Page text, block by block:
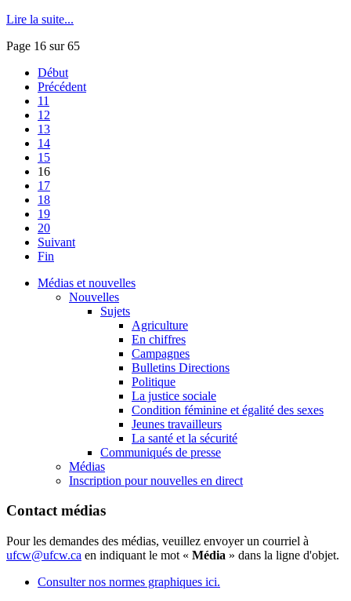
Lire la suite...
Page 16 sur 65
Début
Précédent
11
12
13
14
15
16
17
18
19
20
Suivant
Fin
Médias et nouvelles
Nouvelles
Sujets
Agriculture
En chiffres
Campagnes
Bulletins Directions
Politique
La justice sociale
Condition féminine et égalité des sexes
Jeunes travailleurs
La santé et la sécurité
Communiqués de presse
Médias
Inscription pour nouvelles en direct
Contact médias
Pour les demandes des médias, veuillez envoyer un courriel à
ufcw@ufcw.ca en indiquant le mot « Média » dans la ligne d'objet.
Consulter nos normes graphiques ici.